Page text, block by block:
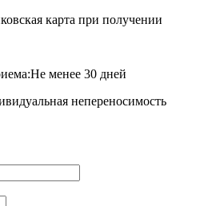
карта при получении
Не менее 30 дней
непереносимость